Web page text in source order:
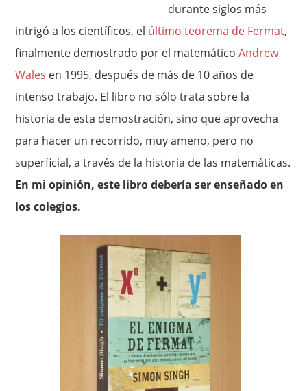
durante siglos más
intrigó a los científicos, el último teorema de Fermat,
finalmente demostrado por el matemáticoAndrew
Wales en 1995, después de más de 10 años de
intenso trabajo. El libro no sólo trata sobre la
historia de esta demostración, sino que aprovecha
para hacer un recorrido, muy ameno, pero no
superficial, a través de la historia de las matemáticas.
En mi opinión, este libro debería ser enseñado en
los colegios.